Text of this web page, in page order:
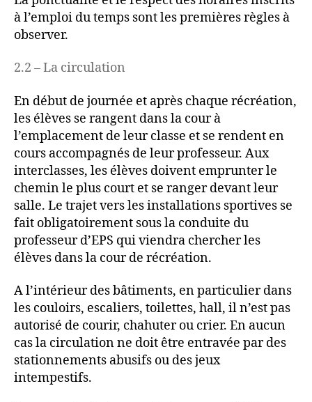
à l’emploi du temps sont les premières règles à
observer.
2.2 – La circulation
En début de journée et après chaque récréation,
les élèves se rangent dans la cour à
l’emplacement de leur classe et se rendent en
cours accompagnés de leur professeur. Aux
interclasses, les élèves doivent emprunter le
chemin le plus court et se ranger devant leur
salle. Le trajet vers les installations sportives se
fait obligatoirement sous la conduite du
professeur d’EPS qui viendra chercher les
élèves dans la cour de récréation.
A l’intérieur des bâtiments, en particulier dans
les couloirs, escaliers, toilettes, hall, il n’est pas
autorisé de courir, chahuter ou crier. En aucun
cas la circulation ne doit être entravée par des
stationnements abusifs ou des jeux
intempestifs.